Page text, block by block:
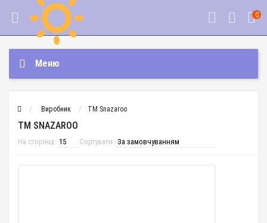
0
Меню
Виробник TM Snazaroo
TM SNAZAROO
На сторінці: Сортувати: